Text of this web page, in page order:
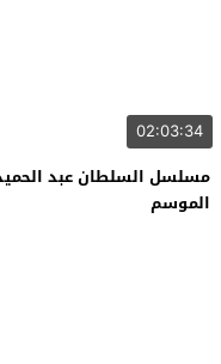
02:03:34
الموسم